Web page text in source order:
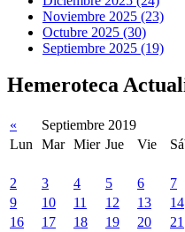
Noviembre 2025 (23)
Octubre 2025 (30)
Septiembre 2025 (19)
Hemeroteca
« Septiembre 2019
Lun
Mar Mier Jue Vie
2
3 4 5 6 7
9
10 11 12 13 14
16
17 18 19 20 21